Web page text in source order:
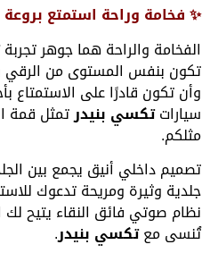
✨ فخامة وراحة استمتع
الفخامة والراحة هما جوهر تجربة
تكون بنفس المستوى من الرقي
وأن تكون قادرًا على الاستمتاع
سياراتتكسي بنيدرتمثل قمة
مثلكم.
تصميم داخلي أنيق يجمع بين
جلدية وثيرة ومريحة تدعوك
نظام صوتي فائق النقاء يتيح لك
تُنسى معتكسي بنيدر.